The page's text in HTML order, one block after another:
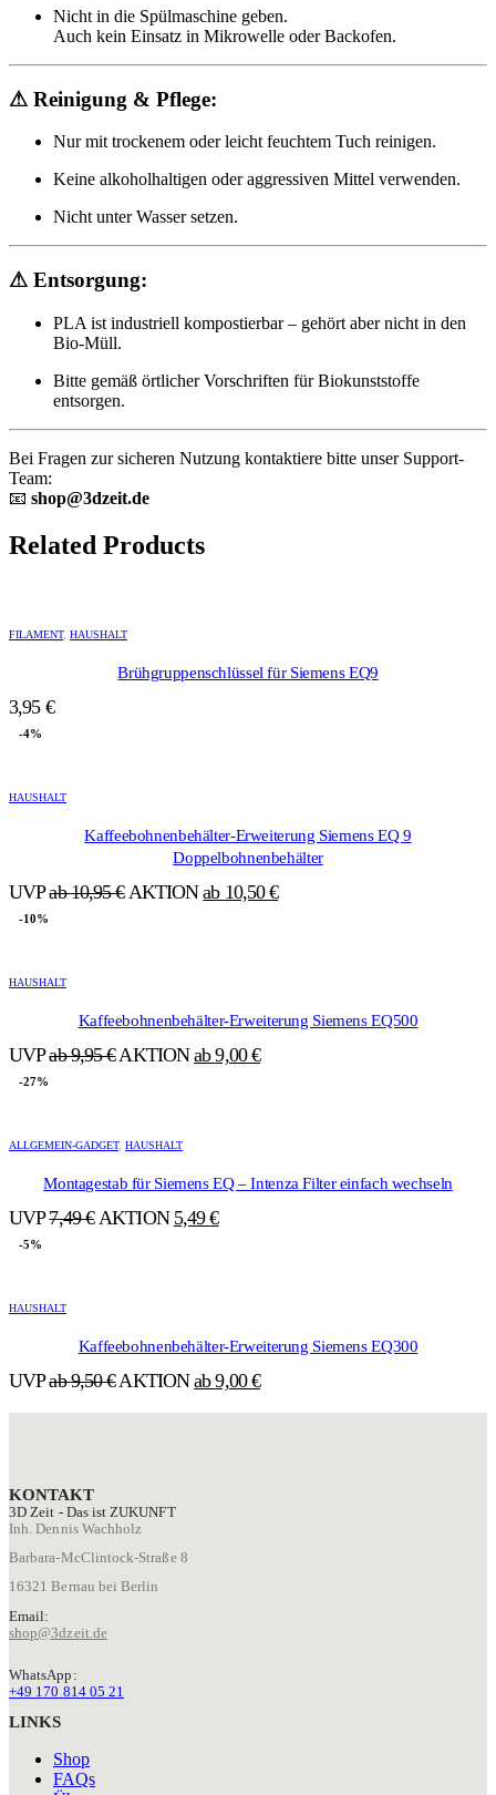
Nicht in die Spülmaschine geben.
Auch kein Einsatz in Mikrowelle oder Backofen.
⚠ Reinigung & Pflege:
Nur mit trockenem oder leicht feuchtem Tuch reinigen.
Keine alkoholhaltigen oder aggressiven Mittel verwenden.
Nicht unter Wasser setzen.
⚠ Entsorgung:
PLA ist industriell kompostierbar – gehört aber nicht in den
Bio-Müll.
Bitte gemäß örtlicher Vorschriften für Biokunststoffe
entsorgen.
Bei Fragen zur sicheren Nutzung kontaktiere bitte unser Support-
Team:
📧 shop@3dzeit.de
Related Products
FILAMENT, HAUSHALT
Brühgruppenschlüssel für Siemens EQ9
3,95 €
-4%
Produkt
Die
Optionen
Produktseite
HAUSHALT
Kaffeebohnenbehälter-Erweiterung Siemens EQ 9
Doppelbohnenbehälter
UVP ab10,95€ AKTION ab 10,50€
-10%
Produkt
auf.
Die
auf
Produktseite
werden
HAUSHALT
Kaffeebohnenbehälter-Erweiterung Siemens EQ500
UVP ab9,95€AKTION ab9,00€
-27%
ALLGEMEIN-GADGET, HAUSHALT
Montagestab für Siemens EQ – Intenza Filter einfach wechseln
UVP 7,49€ Ursprünglicher
AKTION 5,49€Aktueller
-5%
Produkt
auf.
Produktseite
gewählt
HAUSHALT
Kaffeebohnenbehälter-Erweiterung Siemens EQ300
UVP ab9,50€AKTION ab9,00€
KONTAKT
3D Zeit - Das ist ZUKUNFT
Inh. Dennis Wachholz
Barbara-McClintock-Straße 8
16321 Bernau bei Berlin
Email:
shop@3dzeit.de
WhatsApp:
+49 170 814 05 21
LINKS
Shop
FAQs